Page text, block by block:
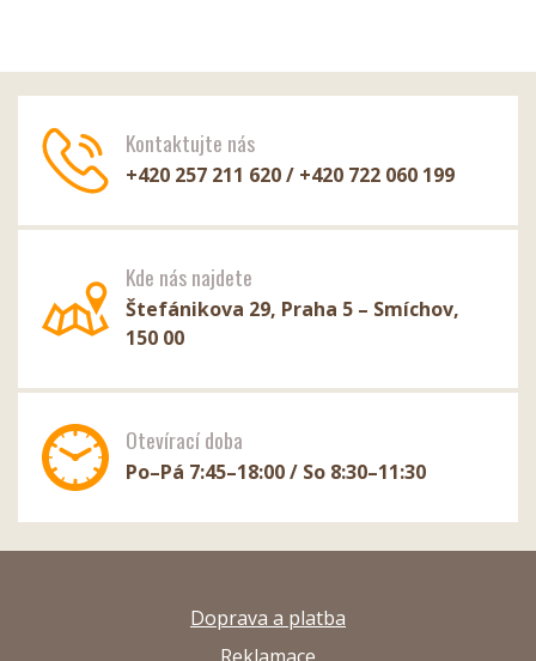
Kontaktujte nás
+420 257 211 620 / +420 722 060 199
Kde nás najdete
Štefánikova 29, Praha 5 – Smíchov,
150 00
Otevírací doba
Po–Pá 7:45–18:00 / So 8:30–11:30
Doprava a platba